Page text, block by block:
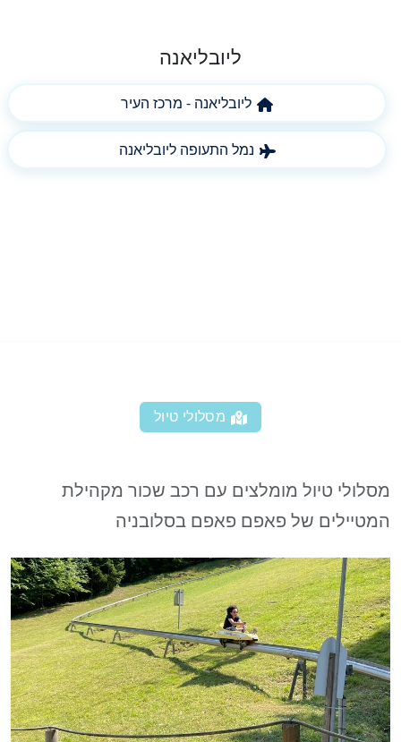
ליובליאנה
ליובליאנה - מרכז העיר
נמל התעופה ליובליאנה
מסלולי טיול
מסלולי טיול מומלצים עם רכב שכור מקהילת
המטיילים של פאפם פאפם בסלובניה